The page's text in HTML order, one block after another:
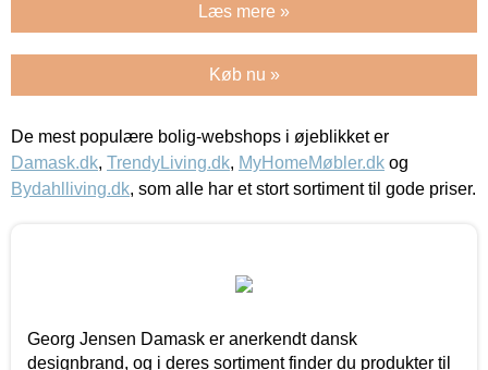
Læs mere »
Køb nu »
De mest populære bolig-webshops i øjeblikket er
Damask.dk, TrendyLiving.dk, MyHomeMøbler.dk og
Bydahlliving.dk, som alle har et stort sortiment til gode priser.
Georg Jensen Damask er anerkendt dansk
designbrand, og i deres sortiment finder du produkter til